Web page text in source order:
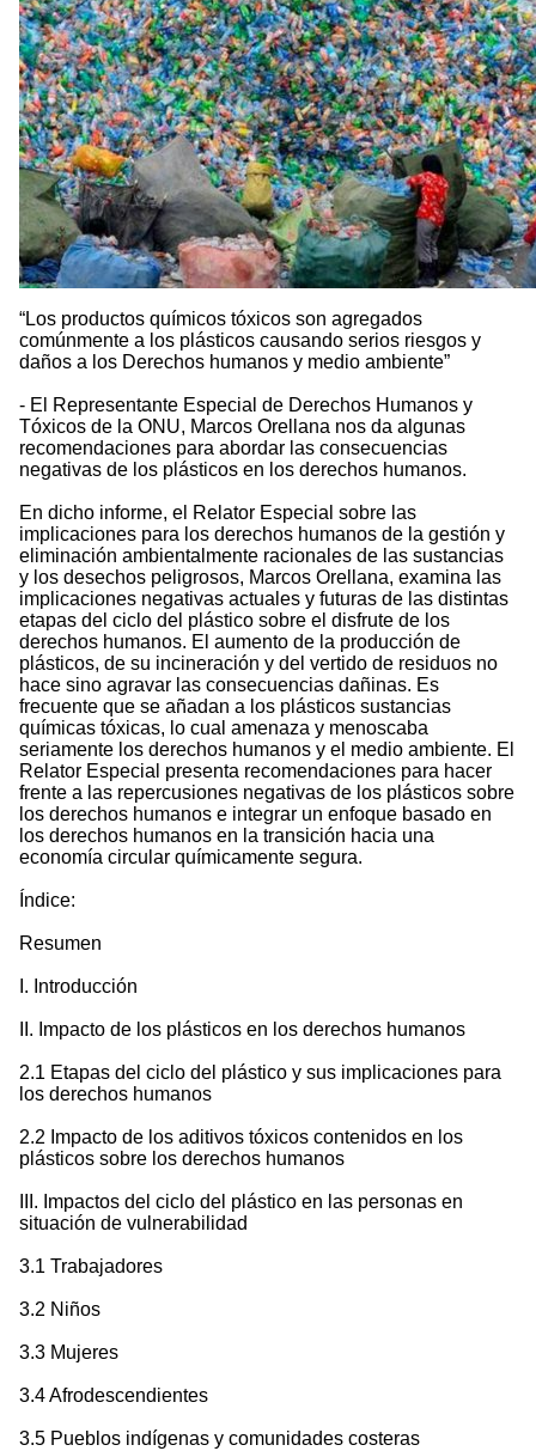
“Los productos químicos tóxicos son agregados
comúnmente a los plásticos causando serios riesgos y
daños a los Derechos humanos y medio ambiente”
- El Representante Especial de Derechos Humanos y
Tóxicos de la ONU, Marcos Orellana nos da algunas
recomendaciones para abordar las consecuencias
negativas de los plásticos en los derechos humanos.
En dicho informe, el Relator Especial sobre las
implicaciones para los derechos humanos de la gestión y
eliminación ambientalmente racionales de las sustancias
y los desechos peligrosos, Marcos Orellana, examina las
implicaciones negativas actuales y futuras de las distintas
etapas del ciclo del plástico sobre el disfrute de los
derechos humanos. El aumento de la producción de
plásticos, de su incineración y del vertido de residuos no
hace sino agravar las consecuencias dañinas. Es
frecuente que se añadan a los plásticos sustancias
químicas tóxicas, lo cual amenaza y menoscaba
seriamente los derechos humanos y el medio ambiente. El
Relator Especial presenta recomendaciones para hacer
frente a las repercusiones negativas de los plásticos sobre
los derechos humanos e integrar un enfoque basado en
los derechos humanos en la transición hacia una
economía circular químicamente segura.
Índice:
Resumen
I. Introducción
II. Impacto de los plásticos en los derechos humanos
2.1 Etapas del ciclo del plástico y sus implicaciones para
los derechos humanos
2.2 Impacto de los aditivos tóxicos contenidos en los
plásticos sobre los derechos humanos
III. Impactos del ciclo del plástico en las personas en
situación de vulnerabilidad
3.1 Trabajadores
3.2 Niños
3.3 Mujeres
3.4 Afrodescendientes
3.5 Pueblos indígenas y comunidades costeras